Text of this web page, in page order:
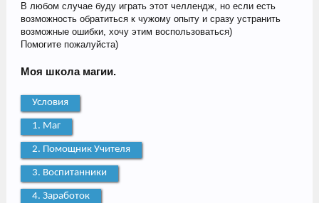
В любом случае буду играть этот челлендж, но если есть
возможность обратиться к чужому опыту и сразу устранить
возможные ошибки, хочу этим воспользоваться)
Помогите пожалуйста)
Моя школа магии.
Условия
1. Маг
2. Помощник Учителя
3. Воспитанники
4. Заработок